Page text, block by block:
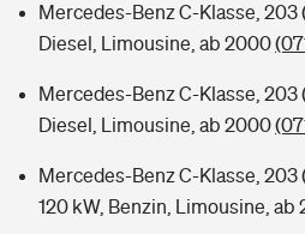
Mercedes-Benz C-Klasse, 203
Diesel, Limousine, ab 2000
Mercedes-Benz C-Klasse, 203
Diesel, Limousine, ab 2000
Mercedes-Benz C-Klasse, 203
120 kW, Benzin, Limousine, ab